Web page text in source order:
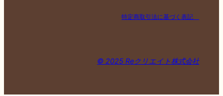
特定商取引法に基づく表記
© 2025 Reクリエイト株式会社